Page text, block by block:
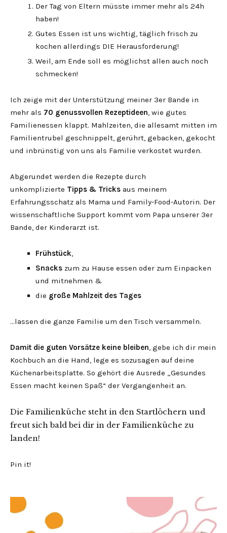
Der Tag von Eltern müsste immer mehr als 24h
haben!
Gutes Essen ist uns wichtig, täglich frisch zu
kochen allerdings DIE Herausforderung!
Weil, am Ende soll es möglichst allen auch noch
schmecken!
Ich zeige mit der Unterstützung meiner 3er Bande in
mehr als 70 genussvollen Rezeptideen, wie gutes
Familienessen klappt. Mahlzeiten, die allesamt mitten im
Familientrubel geschnippelt, gerührt, gebacken, gekocht
und inbrünstig von uns als Familie verkostet wurden.
Abgerundet werden die Rezepte durch
unkomplizierte Tipps & Tricks aus meinem
Erfahrungsschatz als Mama und Family-Food-Autorin. Der
wissenschaftliche Support kommt vom Papa unserer 3er
Bande, der Kinderarzt ist.
Frühstück,
Snacks zum zu Hause essen oder zum Einpacken
und mitnehmen &
die große Mahlzeit des Tages
…lassen die ganze Familie um den Tisch versammeln.
Damit die guten Vorsätze keine bleiben, gebe ich dir mein
Kochbuch an die Hand, lege es sozusagen auf deine
Küchenarbeitsplatte. So gehört die Ausrede „Gesundes
Essen macht keinen Spaß“ der Vergangenheit an.
Die Familienküche steht in den Startlöchern und
freut sich bald bei dir in der Familienküche zu
landen!
Pin it!